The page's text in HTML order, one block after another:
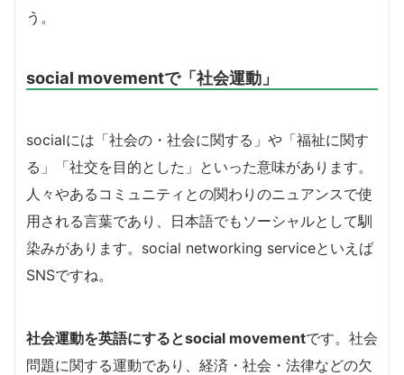
う。
social movementで「社会運動」
socialには「社会の・社会に関する」や「福祉に関す
る」「社交を目的とした」といった意味があります。
人々やあるコミュニティとの関わりのニュアンスで使
用される言葉であり、日本語でもソーシャルとして馴
染みがあります。social networking serviceといえば
SNSですね。
社会運動を英語にするとsocial movementです。社会
問題に関する運動であり、経済・社会・法律などの欠